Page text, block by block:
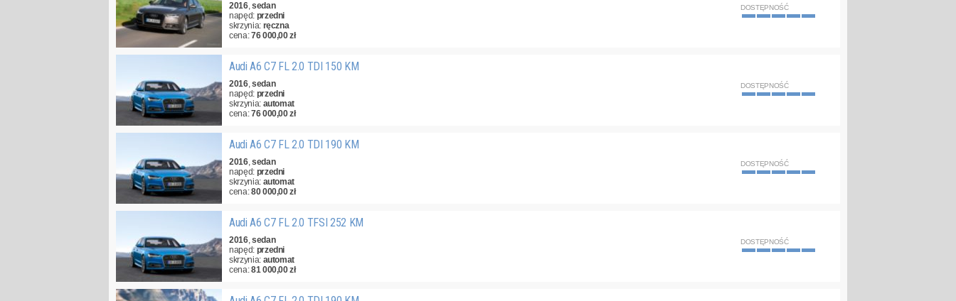
2016,sedan
napęd: przedni
skrzynia: ręczna
cena:76 000,00 zł
DOSTĘPNOŚĆ
Audi A6 C7 FL 2.0 TDI 150 KM
2016,sedan
napęd: przedni
skrzynia: automat
cena:76 000,00 zł
DOSTĘPNOŚĆ
Audi A6 C7 FL 2.0 TDI 190 KM
2016,sedan
napęd: przedni
skrzynia: automat
cena:80 000,00 zł
DOSTĘPNOŚĆ
Audi A6 C7 FL 2.0 TFSI 252 KM
2016,sedan
napęd: przedni
skrzynia: automat
cena:81 000,00 zł
DOSTĘPNOŚĆ